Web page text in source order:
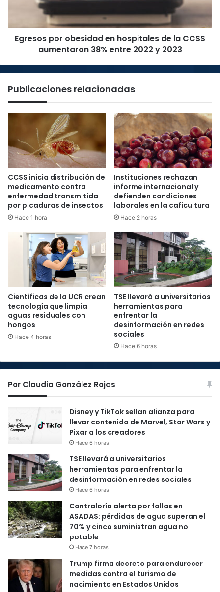
aumentaron
38%Egresos por obesidad en hospitales de la CCSS
aumentaron 38% entre 2022 y 2023
Publicaciones relacionadas
CCSS inicia distribución de
medicamento contra
enfermedad transmitida
por picaduras de insectos
Hace 1 hora
Instituciones rechazan
informe internacional y
defienden condiciones
laborales en la caficultura
Hace 2 horas
Científicas de la UCR crean
tecnología que limpia
aguas residuales con
hongos
Hace 4 horas
TSE llevará a universitarios
herramientas para
enfrentar la
desinformación en redes
sociales
Hace 6 horas
Por Claudia González Rojas
Disney y TikTok sellan alianza para
llevar contenido de Marvel, Star Wars y
Pixar a los creadores
Hace 6 horas
TSE llevará a universitarios
herramientas para enfrentar la
desinformación en redes sociales
Hace 6 horas
Contraloría alerta por fallas en
ASADAS: pérdidas de agua superan el
70% y cinco suministran agua no
potable
Hace 7 horas
Trump firma decreto para endurecer
medidas contra el turismo de
nacimiento en Estados Unidos